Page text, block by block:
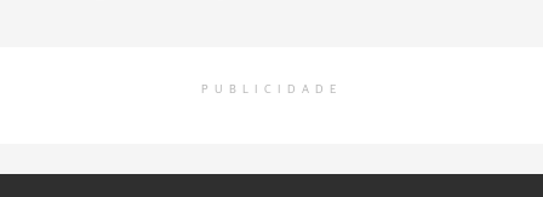
PUBLICIDADE